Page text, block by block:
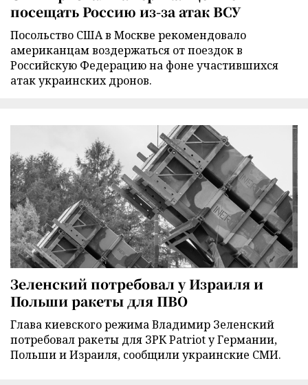
посещать Россию из-за атак ВСУ
Посольство США в Москве рекомендовало
американцам воздержаться от поездок в
Российскую Федерацию на фоне участившихся
атак украинских дронов.
Зеленский потребовал у Израиля и
Польши ракеты для ПВО
Глава киевского режима Владимир Зеленский
потребовал ракеты для ЗРК Patriot у Германии,
Польши и Израиля, сообщили украинские СМИ.